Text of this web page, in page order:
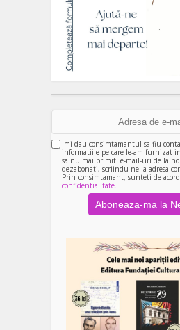
Imi dau consimtamantul sa fiu
informatiile pe care le-am furnizat
sa nu mai primiti e-mail-uri de la
dezabonati, scriindu-ne la adresa
Prin consimtamant, sunteti de
confidentialitate.